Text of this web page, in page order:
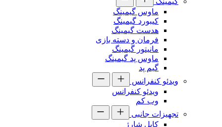
ماوس گیمینگ
کیبورد گیمینگ
هدست گیمینگ
فرمان و دسته بازی
مانیتور گیمینگ
ماوس پد گیمینگ
گیم پد
ویدئو کنفرانس
ویدئو کنفرانس
وب کم
تجهیزات جانبی
کابل شارژ